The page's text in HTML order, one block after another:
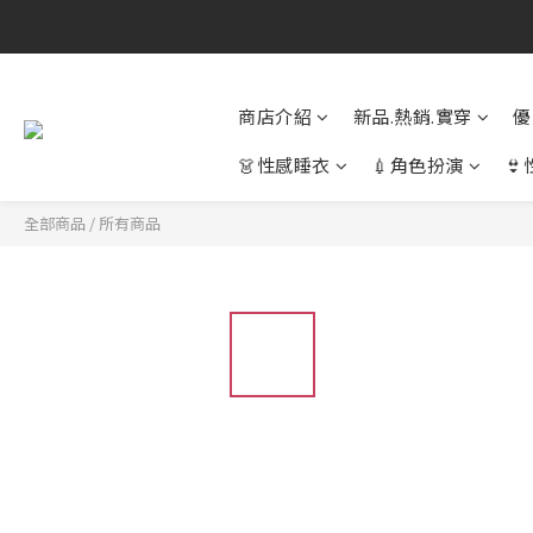
商店介紹 新品.熱銷.實穿
👗性感睡衣
💉角色扮演 👙
全部商品 / 所有商品